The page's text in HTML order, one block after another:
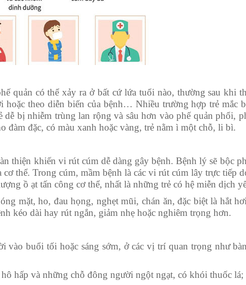
quản có thể xảy ra ở bất cứ lứa tuổi nào, thường sau khi
theo diễn biến của bệnh… Nhiều trường hợp trẻ mắc
bị nhiễm trùng lan rộng và sâu hơn vào phế quản phổi,
đàm đặc, có màu xanh hoặc vàng, trẻ nằm ì một chỗ, li bì.
thiện khiến vi rút cúm dễ dàng gây bệnh. Bệnh lý sẽ bộc
thể. Trong cúm, mầm bệnh là các vi rút cúm lây trực tiếp
ồ ạt tấn công cơ thể, nhất là những trẻ có hệ miễn dịch
mặt, ho, đau họng, nghẹt mũi, chán ăn, đặc biệt là hắt
kéo dài hay rút ngắn, giảm nhẹ hoặc nghiêm trọng hơn.
buổi tối hoặc sáng sớm, ở các vị trí quan trọng như
hấp và những chỗ đông người ngột ngạt, có khói thuốc lá;